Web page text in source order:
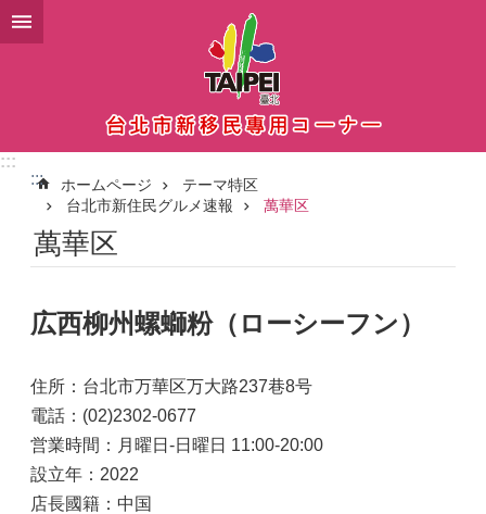
メインコンテンツブロックにスキップ
:::
::: ホームページ
テーマ特区
台北市新住民グルメ速報
萬華区
萬華区
広西柳州螺螄粉（ローシーフン）
住所：台北市万華区万大路237巷8号
電話：(02)2302-0677
営業時間：月曜日-日曜日 11:00-20:00
設立年：2022
店長國籍：中国